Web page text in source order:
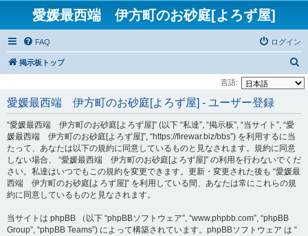
愛媛最西端 伊方町のお砂庭[よろず屋]
FAQ ログイン
掲示板トップ
索
言語:
愛媛最西端 伊方町のお砂庭[よろず屋] - ユーザー登録
“愛媛最西端 伊方町のお砂庭[よろず屋]” (以下 “私達”, “掲示板”, “当サイト”, “愛
媛最西端 伊方町のお砂庭[よろず屋]”, “https://firewar.biz/bbs”) を利用するに当
たって、あなたは以下の規約に同意しているものと見なされます。規約に同意
しない場合、 “愛媛最西端 伊方町のお砂庭[よろず屋]” の利用を行わないでくだ
さい。私達はいつでもこの規約を変更できます。更新・変更された後も “愛媛最
西端 伊方町のお砂庭[よろず屋]” を利用している間、あなたは常にこれらの規
約に同意しているものと見なされます。
当サイトは phpBB （以下 “phpBBソフトウェア”, “www.phpbb.com”, “phpBB
Group”, “phpBB Teams”) によって構築されています。phpBBソフトウェア は “